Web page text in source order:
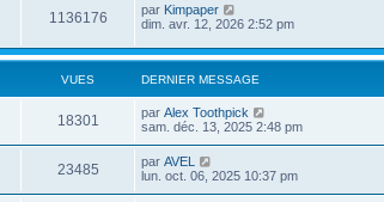
1136176 par Kimpaper
dim. avr. 12, 2026 2:52 pm
VUES DERNIER MESSAGE
18301 par Alex Toothpick
sam. déc. 13, 2025 2:48 pm
23485 par AVEL
lun. oct. 06, 2025 10:37 pm